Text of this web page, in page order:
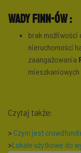
Wady FINN-ów :
brak
nieruchomości
zaangażowania
mieszkaniowych
Czytaj także:
> Czym jest
>Lokale użytkowe do